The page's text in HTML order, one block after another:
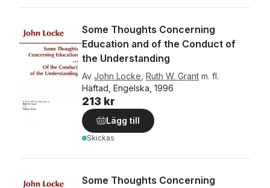
Some Thoughts Concerning
Education and of the Conduct of
the Understanding
Av John Locke, Ruth W. Grant m. fl.
Häftad, Engelska, 1996
213 kr
Lägg till
Skickas
Some Thoughts Concerning